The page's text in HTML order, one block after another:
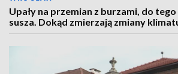
Upały na przemian z burzami, do
susza. Dokąd zmierzają zmiany